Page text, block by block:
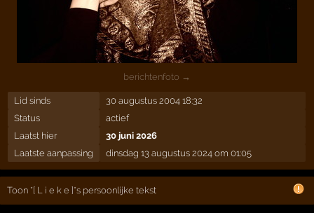
berichtenfoto →
Lid sinds
30 augustus 2004 18:32
Status
actief
Laatst hier
30 juni 2026
Laatste aanpassing
dinsdag 13 augustus 2024 om 01:05
Toon *[ L i e k e ]*s persoonlijke tekst